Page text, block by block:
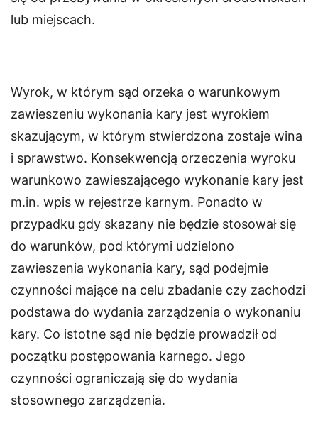
lub miejscach.
Wyrok, w którym sąd orzeka o warunkowym
zawieszeniu wykonania kary jest wyrokiem
skazującym, w którym stwierdzona zostaje wina
i sprawstwo. Konsekwencją orzeczenia wyroku
warunkowo zawieszającego wykonanie kary jest
m.in. wpis w rejestrze karnym. Ponadto w
przypadku gdy skazany nie będzie stosował się
do warunków, pod którymi udzielono
zawieszenia wykonania kary, sąd podejmie
czynności mające na celu zbadanie czy zachodzi
podstawa do wydania zarządzenia o wykonaniu
kary. Co istotne sąd nie będzie prowadził od
początku postępowania karnego. Jego
czynności ograniczają się do wydania
stosownego zarządzenia.